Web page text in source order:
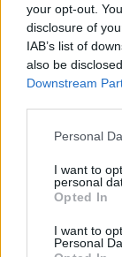
your opt-out.
disclosure of
IAB’s list of
also be
Downstream
Personal
I want to
personal
Opted In
I want to
Personal
Η κατάθεση
υπεράσπιση
στην οποία
της
Ο μάρτυρας
παρότι δεν